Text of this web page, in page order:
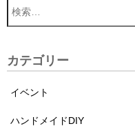
カテゴリー
イベント
ハンドメイドDIY